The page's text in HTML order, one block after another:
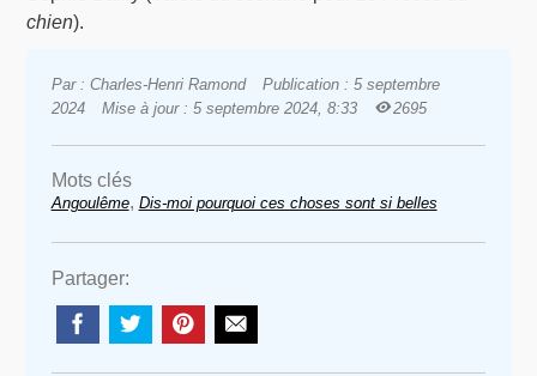
chien).
Par : Charles-Henri Ramond
Publication : 5 septembre
2024
Mise à jour : 5 septembre 2024, 8:33 2695
Mots clés
Angoulême, Dis-moi pourquoi ces choses sont si belles
Partager: